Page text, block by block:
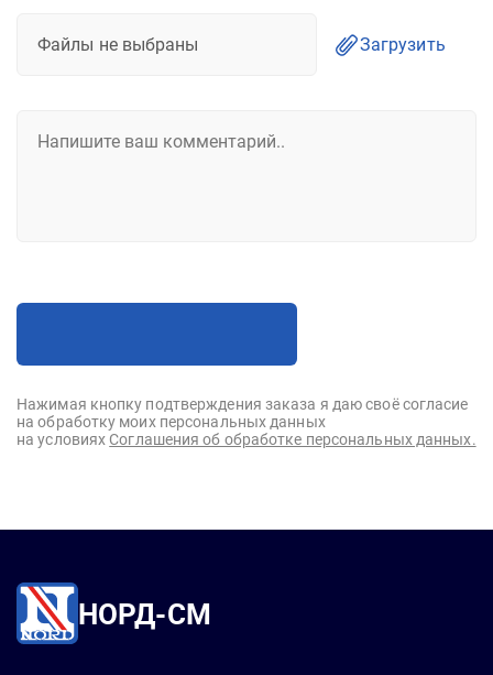
Файлы не выбраны Загрузить
Нажимая кнопку подтверждения заказа я даю своё согласие
на обработку моих персональных данных
на условиях Соглашения об обработке персональных данных.
НОРД-СМ